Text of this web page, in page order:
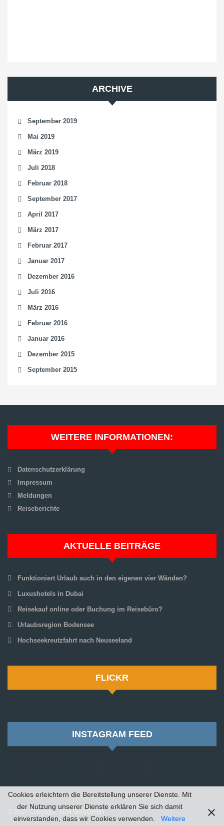
ARCHIVE
September 2019
Mai 2019
März 2019
Juli 2018
Februar 2018
September 2017
April 2017
März 2017
Februar 2017
Januar 2017
Dezember 2016
Juli 2016
März 2016
Februar 2016
Januar 2016
Dezember 2015
September 2015
WEITERE INFORMATIONEN:
Datenschutzerklärung
Impressum
Meldungen
Reiseberichte
AKTUELLE BEITRÄGE
Funktioniert Urlaub auch in den eigenen vier Wänden?
Luxushotels in Dubai
Reisekauf online oder Buchung im Reisebüro?
Urlaubsregion Bodensee
Hochseekreutzfahrt nach Neuseeland
FLICKR
INSTAGRAM FEED
© 2017 Copyright. SEM SEO GmbH
Cookies erleichtern die Bereitstellung unserer Dienste. Mit
der Nutzung unserer Dienste erklären Sie sich damit
einverstanden, dass wir Cookies verwenden.
Weitere